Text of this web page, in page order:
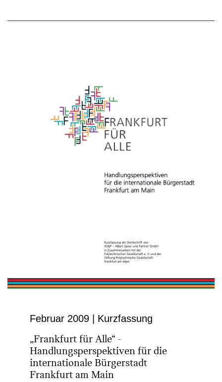
Februar 2009 | Kurzfassung
„Frankfurt für Alle“ -
Handlungsperspektiven für die
inter­nationale Bürgerstadt
Frankfurt am Main